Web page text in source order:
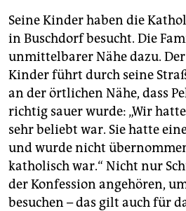
Seine Kinder ­haben die
in Buschdorf besucht. Die
unmittelbarer Nähe dazu.
Kinder führt durch seine
an der örtlichen Nähe, dass
richtig sauer wurde: „Wir
sehr beliebt war. Sie hatte
und wurde nicht
katholisch war.“ Nicht nur
der Konfession angehören,
besuchen – das gilt auch für